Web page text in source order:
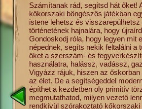
csak
más
el a
Számítanak rád, segítsd hát őket!
kőkorszaki böngészős játékban
istene lehetsz és
történetének hajnalára, hogy
Gondoskodj róla, hogy legyen mit
népednek, segíts nekik feltalálni a
őket a szerszám- és
használatra, halássz, vadássz,
Vigyázz rájuk, hiszen az
az élet. De a segítségeddel
építhet a kezdetben oly primitív
megmutathatod, milyen vezető
rendkívül szórakoztató kőkorszaki